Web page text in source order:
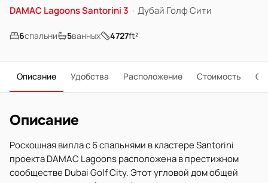
DAMAC Lagoons Santorini 3 · Дубай Голф Сити
6спальни 5ванных 4727ft²
Описание Удобства Расположение Стоимость О
Описание
Роскошная вилла с 6 спальнями в кластере Santorini
проекта DAMAC Lagoons расположена в престижном
сообществе Dubai Golf City. Этот угловой дом общей